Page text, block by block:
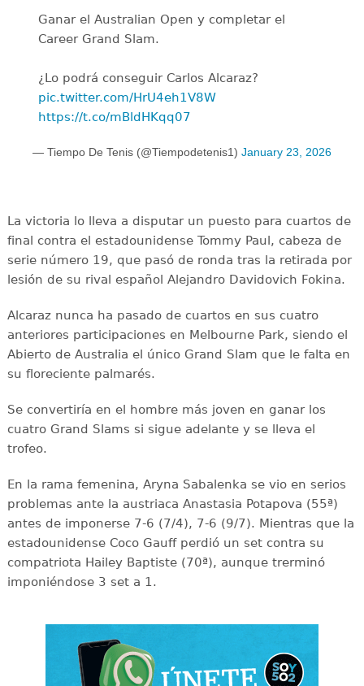
Ganar el Australian Open y completar el
Career Grand Slam.
¿Lo podrá conseguir Carlos Alcaraz?
pic.twitter.com/HrU4eh1V8W
https://t.co/mBldHKqq07
— Tiempo De Tenis (@Tiempodetenis1) January 23, 2026
La victoria lo lleva a disputar un puesto para cuartos de
final contra el estadounidense Tommy Paul, cabeza de
serie número 19, que pasó de ronda tras la retirada por
lesión de su rival español Alejandro Davidovich Fokina.
Alcaraz nunca ha pasado de cuartos en sus cuatro
anteriores participaciones en Melbourne Park, siendo el
Abierto de Australia el único Grand Slam que le falta en
su floreciente palmarés.
Se convertiría en el hombre más joven en ganar los
cuatro Grand Slams si sigue adelante y se lleva el
trofeo.
En la rama femenina, Aryna Sabalenka se vio en serios
problemas ante la austriaca Anastasia Potapova (55ª)
antes de imponerse 7-6 (7/4), 7-6 (9/7). Mientras que la
estadounidense Coco Gauff perdió un set contra su
compatriota Hailey Baptiste (70ª), aunque trerminó
imponiéndose 3 set a 1.